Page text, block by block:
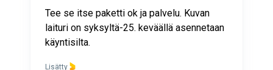
Tee se itse paketti ok ja palvelu. Kuvan
laituri on syksyltä-25. keväällä asennetaan
käyntisilta.
Lisätty